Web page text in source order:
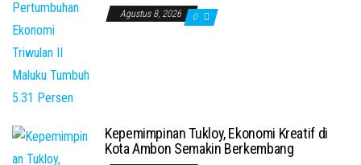
Agustus 8, 2026 0
Kepemimpinan Tukloy, Ekonomi Kreatif di
Kota Ambon Semakin Berkembang